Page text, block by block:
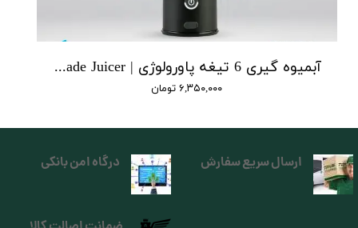
آبمیوه‌ گیری 6 تیغه پاورولوژی | Powerology 6 Blade Juicer
۶,۳۵۰,۰۰۰ تومان
ارسال سریع سفارش درگاه امن بانکی